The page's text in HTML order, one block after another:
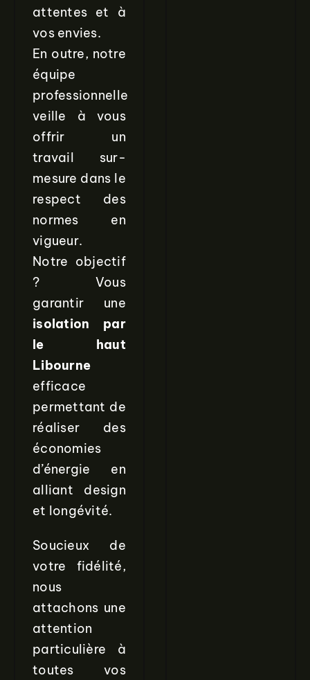
attentes et à
vos envies.
En outre, notre
équipe
professionnelle
veille à vous
offrir un
travail sur-
mesure dans le
respect des
normes en
vigueur.
Notre objectif
? Vous
garantir une
isolation par
le haut
Libourne
efficace
permettant de
réaliser des
économies
d’énergie en
alliant design
et longévité.
Soucieux de
votre fidélité,
nous
attachons une
attention
particulière à
toutes vos